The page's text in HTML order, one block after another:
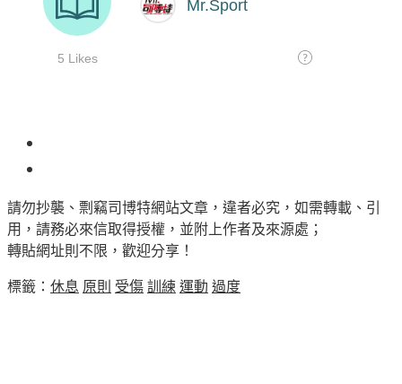
請勿抄襲、剽竊司博特網站文章，違者必究，如需轉載、引
用，請務必來信取得授權，並附上作者及來源處；
轉貼網址則不限，歡迎分享！
標籤： 休息 原則 受傷 訓練 運動 過度